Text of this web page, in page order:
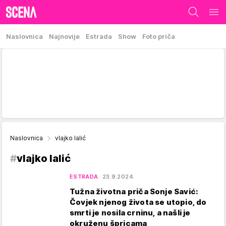
Naslovnica Najnovije Estrada Show Foto priča
Naslovnica vlajko lalić
#vlajko lalić
ESTRADA 23.9.2024.
Tužna životna priča Sonje Savić:
Čovjek njenog života se utopio, do
smrti je nosila crninu, a našli je
okruženu špricama